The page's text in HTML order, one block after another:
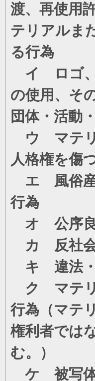
渡、再使用
テリアルま
る行為
イ ロゴ、
の使用、そ
団体・活動
ウ マテリ
人格権を傷
エ 風俗産
行為
オ 公序良
カ 反社会
キ 違法・
ク マテリ
行為（マテ
権利者では
む。）
ケ 被写体